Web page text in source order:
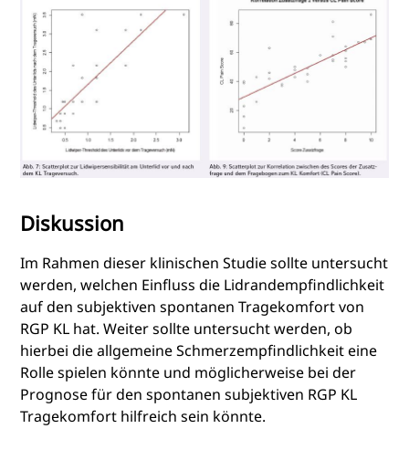
Diskussion
Im Rahmen dieser klinischen Studie sollte untersucht
werden, welchen Einfluss die Lidrandempfindlichkeit
auf den subjektiven spontanen Tragekomfort von
RGP KL hat. Weiter sollte untersucht werden, ob
hierbei die allgemeine Schmerzempfindlichkeit eine
Rolle spielen könnte und möglicherweise bei der
Prognose für den spontanen subjektiven RGP KL
Tragekomfort hilfreich sein könnte.